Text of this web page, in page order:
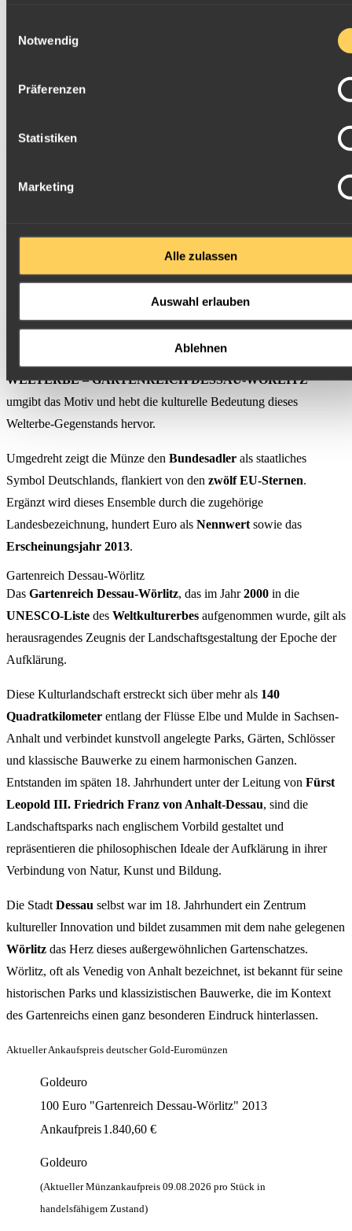
Notwendig
Präferenzen
Statistiken
Marketing
Alle zulassen
Auswahl erlauben
Ablehnen
15,55g
200.000
Das Motiv von 2013
erscheinen stilisierte Elemente der weitläufigen
WELTERBE – GARTENREICH DESSAU-WÖRLITZ"
umgibt das Motiv und hebt die kulturelle Bedeutung dieses
Welterbe-Gegenstands hervor.
Umgedreht zeigt die Münze den Bundesadler als staatliches
Symbol Deutschlands, flankiert von den zwölf EU-Sternen.
Ergänzt wird dieses Ensemble durch die zugehörige
Landesbezeichnung, hundert Euro als Nennwert sowie das
Erscheinungsjahr 2013.
Gartenreich Dessau-Wörlitz
Das Gartenreich Dessau-Wörlitz, das im Jahr2000 in die
UNESCO-Liste des Weltkulturerbes aufgenommen wurde, gilt als
herausragendes Zeugnis der Landschaftsgestaltung der Epoche der
Aufklärung.
Diese Kulturlandschaft erstreckt sich über mehr als 140
Quadratkilometer entlang der Flüsse Elbe und Mulde in Sachsen-
Anhalt und verbindet kunstvoll angelegte Parks, Gärten, Schlösser
und klassische Bauwerke zu einem harmonischen Ganzen.
Entstanden im späten 18. Jahrhundert unter der Leitung von Fürst
Leopold III. Friedrich Franz von Anhalt-Dessau, sind die
Landschaftsparks nach englischem Vorbild gestaltet und
repräsentieren die philosophischen Ideale der Aufklärung in ihrer
Verbindung von Natur, Kunst und Bildung.
Die Stadt Dessau selbst war im 18. Jahrhundert ein Zentrum
kultureller Innovation und bildet zusammen mit dem nahe gelegenen
Wörlitz das Herz dieses außergewöhnlichen Gartenschatzes.
Wörlitz, oft als Venedig von Anhalt bezeichnet, ist bekannt für seine
historischen Parks und klassizistischen Bauwerke, die im Kontext
des Gartenreichs einen ganz besonderen Eindruck hinterlassen.
Aktueller Ankaufspreis deutscher Gold-Euromünzen
Goldeuro
100 Euro "Gartenreich Dessau-Wörlitz" 2013
Ankaufpreis1.840,60 €
Goldeuro
(Aktueller Münzankaufpreis 09.08.2026 pro Stück in
handelsfähigem Zustand)